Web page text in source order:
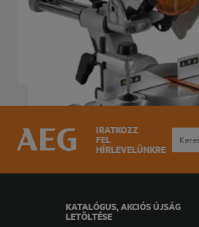
Gérvágó
Termék verziók: x1
IRATKOZZ
FEL
HÍRLEVELÜNKRE
KATALÓGUS, AKCIÓS ÚJSÁG
LETÖLTÉSE